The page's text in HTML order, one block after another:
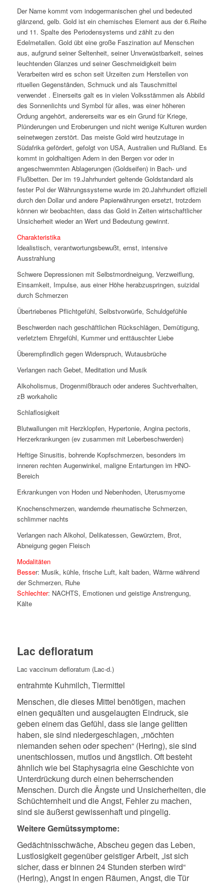
Der Name kommt vom indogermanischen ghel und bedeuted
glänzend, gelb. Gold ist ein chemisches Element aus der 6.Reihe
und 11. Spalte des Periodensystems und zählt zu den
Edelmetallen. Gold übt eine große Faszination auf Menschen
aus, aufgrund seiner Seltenheit, seiner Unverwüstbarkeit, seines
leuchtenden Glanzes und seiner Geschmeidigkeit beim
Verarbeiten wird es schon seit Urzeiten zum Herstellen von
rituellen Gegenständen, Schmuck und als Tauschmittel
verwendet . Einerseits galt es in vielen Volksstämmen als Abbild
des Sonnenlichts und Symbol für alles, was einer höheren
Ordung angehört, andererseits war es ein Grund für Kriege,
Plünderungen und Eroberungen und nicht wenige Kulturen wurden
seinetwegen zerstört. Das meiste Gold wird heutzutage in
Südafrika gefördert, gefolgt von USA, Australien und Rußland. Es
kommt in goldhaltigen Adern in den Bergen vor oder in
angeschwemmten Ablagerungen (Goldseifen) in Bach- und
Flußbetten. Der im 19.Jahrhundert geltende Goldstandard als
fester Pol der Währungssysteme wurde im 20.Jahrhundert offiziell
durch den Dollar und andere Papierwährungen ersetzt, trotzdem
können wir beobachten, dass das Gold in Zeiten wirtschaftlicher
Unsicherheit wieder an Wert und Bedeutung gewinnt.
Charakteristika
Idealistisch, verantwortungsbewußt, ernst, intensive
Ausstrahlung
Schwere Depressionen mit Selbstmordneigung, Verzweiflung,
Einsamkeit, Impulse, aus einer Höhe herabzuspringen, suizidal
durch Schmerzen
Übertriebenes Pflichtgefühl, Selbstvorwürfe, Schuldgefühle
Beschwerden nach geschäftlichen Rückschlägen, Demütigung,
verletztem Ehrgefühl, Kummer und enttäuschter Liebe
Überempfindlich gegen Widerspruch, Wutausbrüche
Verlangen nach Gebet, Meditation und Musik
Alkoholismus, Drogenmißbrauch oder anderes Suchtverhalten,
zB workaholic
Schlaflosigkeit
Blutwallungen mit Herzklopfen, Hypertonie, Angina pectoris,
Herzerkrankungen (ev zusammen mit Leberbeschwerden)
Heftige Sinusitis, bohrende Kopfschmerzen, besonders im
inneren rechten Augenwinkel, maligne Entartungen im HNO-
Bereich
Erkrankungen von Hoden und Nebenhoden, Uterusmyome
Knochenschmerzen, wandernde rheumatische Schmerzen,
schlimmer nachts
Verlangen nach Alkohol, Delikatessen, Gewürztem, Brot,
Abneigung gegen Fleisch
Modalitäten
Besser: Musik, kühle, frische Luft, kalt baden, Wärme während
der Schmerzen, Ruhe
Schlechter: NACHTS, Emotionen und geistige Anstrengung,
Kälte
Lac defloratum
Lac vaccinum defloratum (Lac-d.)
entrahmte Kuhmilch, Tiermittel
Menschen, die dieses Mittel benötigen, machen
einen gequälten und ausgelaugten Eindruck, sie
geben einem das Gefühl, dass sie lange gelitten
haben, sie sind niedergeschlagen, „möchten
niemanden sehen oder spechen“ (Hering), sie sind
unentschlossen, mutlos und ängstlich. Oft besteht
ähnlich wie bei Staphysagria eine Geschichte von
Unterdrückung durch einen beherrschenden
Menschen. Durch die Ängste und Unsicherheiten, die
Schüchternheit und die Angst, Fehler zu machen,
sind sie äußerst gewissenhaft und pingelig.
Weitere Gemütssymptome:
Gedächtnisschwäche, Abscheu gegen das Leben,
Lustlosigkeit gegenüber geistiger Arbeit, „ist sich
sicher, dass er binnen 24 Stunden sterben wird“
(Hering), Angst in engen Räumen, Angst, die Tür